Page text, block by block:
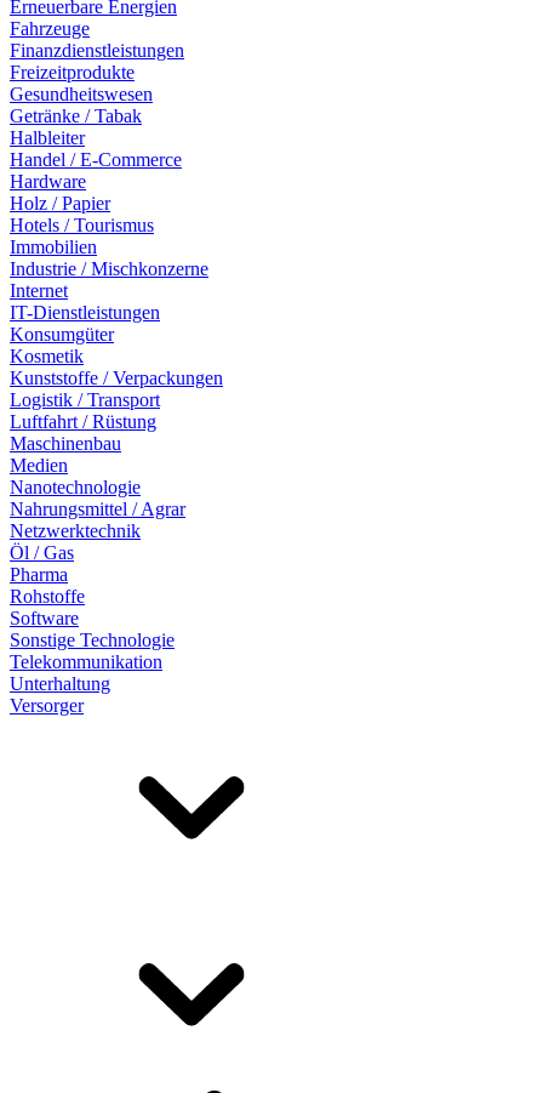
Erneuerbare Energien
Fahrzeuge
Finanzdienstleistungen
Freizeitprodukte
Gesundheitswesen
Getränke / Tabak
Halbleiter
Handel / E-Commerce
Hardware
Holz / Papier
Hotels / Tourismus
Immobilien
Industrie / Mischkonzerne
Internet
IT-Dienstleistungen
Konsumgüter
Kosmetik
Kunststoffe / Verpackungen
Logistik / Transport
Luftfahrt / Rüstung
Maschinenbau
Medien
Nanotechnologie
Nahrungsmittel / Agrar
Netzwerktechnik
Öl / Gas
Pharma
Rohstoffe
Software
Sonstige Technologie
Telekommunikation
Unterhaltung
Versorger